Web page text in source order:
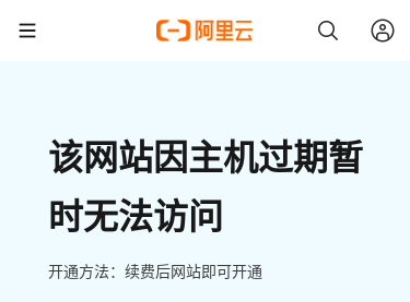
该网站因主机过期暂
时无法访问
开通方法：续费后网站即可开通